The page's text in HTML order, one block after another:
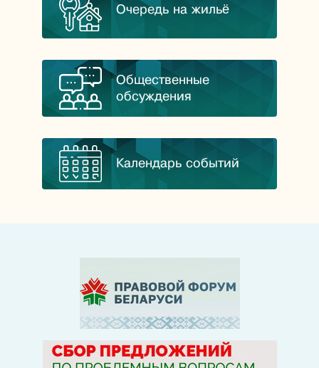
Очередь на жильё
Общественные
обсуждения
Календарь событий